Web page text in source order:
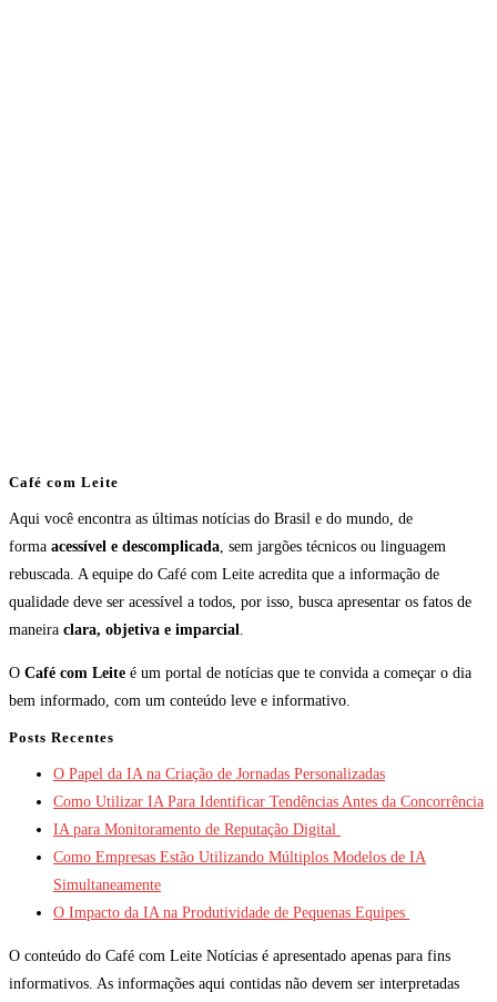
Café com Leite
Aqui você encontra as últimas notícias do Brasil e do mundo, de
forma acessível e descomplicada, sem jargões técnicos ou linguagem
rebuscada. A equipe do Café com Leite acredita que a informação de
qualidade deve ser acessível a todos, por isso, busca apresentar os fatos de
maneira clara, objetiva e imparcial.
O Café com Leite é um portal de notícias que te convida a começar o dia
bem informado, com um conteúdo leve e informativo.
Posts Recentes
O Papel da IA na Criação de Jornadas Personalizadas
Como Utilizar IA Para Identificar Tendências Antes da Concorrência
IA para Monitoramento de Reputação Digital
Como Empresas Estão Utilizando Múltiplos Modelos de IA
Simultaneamente
O Impacto da IA na Produtividade de Pequenas Equipes
O conteúdo do Café com Leite Notícias é apresentado apenas para fins
informativos. As informações aqui contidas não devem ser interpretadas